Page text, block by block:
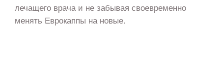
лечащего врача и не забывая своевременно
менять Еврокаппы на новые.